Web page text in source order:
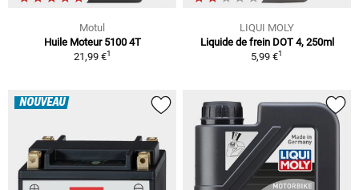
Motul
Huile Moteur 5100 4T
21,99 €1
LIQUI MOLY
Liquide de frein DOT 4, 250ml
5,99 €1
NOUVEAU